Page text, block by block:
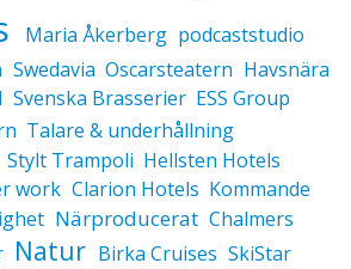
Maria Åkerberg podcaststudio
Swedavia Oscarsteatern Havsnära
Svenska Brasserier ESS Group
Talare & underhållning
Stylt Trampoli Hellsten Hotels
work Clarion Hotels Kommande
Närproducerat Chalmers
Natur Birka Cruises SkiStar